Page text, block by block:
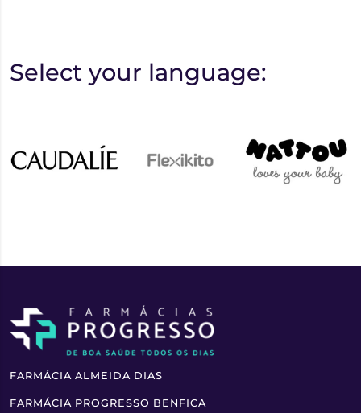
Select your language:
FARMÁCIA ALMEIDA DIAS
FARMÁCIA PROGRESSO BENFICA